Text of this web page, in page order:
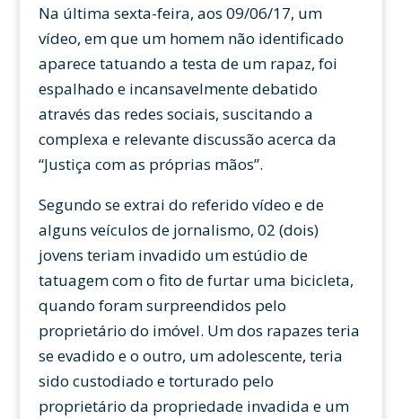
Na última sexta-feira, aos 09/06/17, um
vídeo, em que um homem não identificado
aparece tatuando a testa de um rapaz, foi
espalhado e incansavelmente debatido
através das redes sociais, suscitando a
complexa e relevante discussão acerca da
“Justiça com as próprias mãos”.
Segundo se extrai do referido vídeo e de
alguns veículos de jornalismo, 02 (dois)
jovens teriam invadido um estúdio de
tatuagem com o fito de furtar uma bicicleta,
quando foram surpreendidos pelo
proprietário do imóvel. Um dos rapazes teria
se evadido e o outro, um adolescente, teria
sido custodiado e torturado pelo
proprietário da propriedade invadida e um